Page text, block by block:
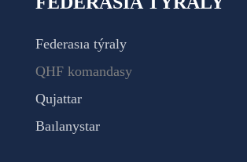
Federasıa týraly
QHF komandasy
Qujattar
Baılanystar